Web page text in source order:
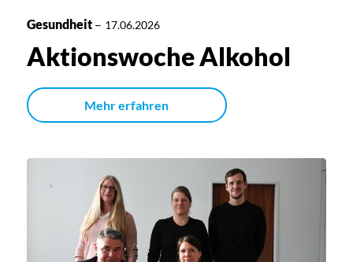
Gesundheit– 17.06.2026
Aktionswoche Alkohol
Mehr erfahren